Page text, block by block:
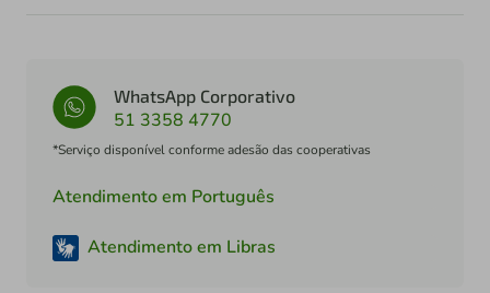
WhatsApp Corporativo
51 3358 4770
*Serviço disponível conforme adesão das cooperativas
Atendimento em Português
Atendimento em Libras